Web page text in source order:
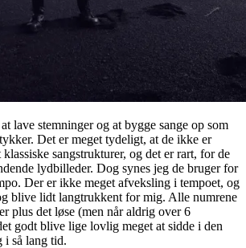
lave stemninger og at bygge sange op som
Det er meget tydeligt, at de ikke er
sangstrukturer, og det er rart, for de
lydbilleder. Dog synes jeg de bruger for
Der er ikke meget afveksling i tempoet, og
blive lidt langtrukkent for mig. Alle numrene
plus det løse (men når aldrig over 6
godt blive lige lovlig meget at sidde i den
i så lang tid.